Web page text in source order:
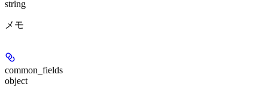
string
メモ
common_fields
object